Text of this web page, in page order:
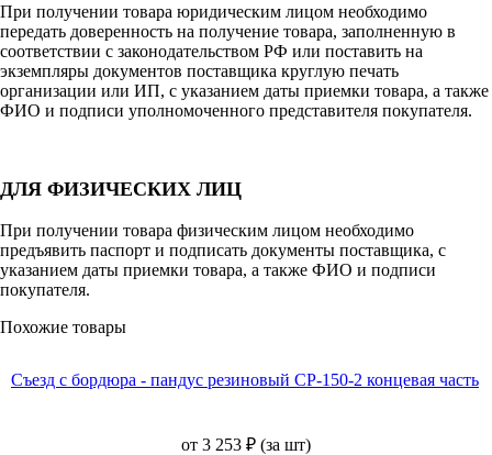
При получении товара юридическим лицом необходимо
передать доверенность на получение товара, заполненную в
соответствии с законодательством РФ или поставить на
экземпляры документов поставщика круглую печать
организации или ИП, с указанием даты приемки товара, а также
ФИО и подписи уполномоченного представителя покупателя.
ДЛЯ ФИЗИЧЕСКИХ ЛИЦ
При получении товара физическим лицом необходимо
предъявить паспорт и подписать документы поставщика, с
указанием даты приемки товара, а также ФИО и подписи
покупателя.
Похожие товары
Съезд с бордюра - пандус резиновый СР-150-2 концевая часть
от 3 253 ₽ (за шт)